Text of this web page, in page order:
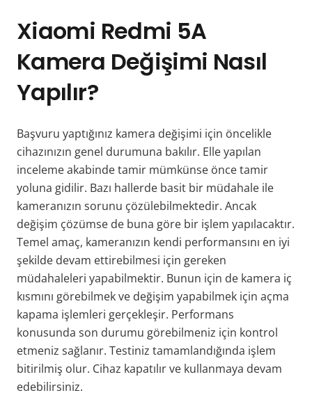
Xiaomi Redmi 5A
Kamera Değişimi Nasıl
Yapılır?
Başvuru yaptığınız kamera değişimi için öncelikle
cihazınızın genel durumuna bakılır. Elle yapılan
inceleme akabinde tamir mümkünse önce tamir
yoluna gidilir. Bazı hallerde basit bir müdahale ile
kameranızın sorunu çözülebilmektedir. Ancak
değişim çözümse de buna göre bir işlem yapılacaktır.
Temel amaç, kameranızın kendi performansını en iyi
şekilde devam ettirebilmesi için gereken
müdahaleleri yapabilmektir. Bunun için de kamera iç
kısmını görebilmek ve değişim yapabilmek için açma
kapama işlemleri gerçekleşir. Performans
konusunda son durumu görebilmeniz için kontrol
etmeniz sağlanır. Testiniz tamamlandığında işlem
bitirilmiş olur. Cihaz kapatılır ve kullanmaya devam
edebilirsiniz.